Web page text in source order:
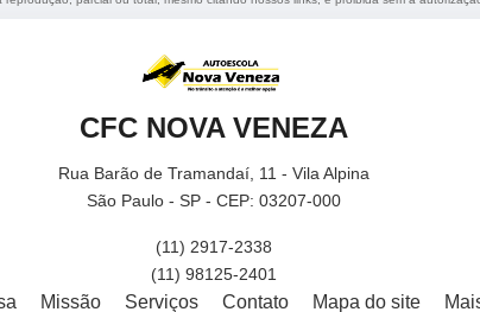
São Paulo - SP - CEP: 03207-000
(11) 98125-2401
Serviços Contato